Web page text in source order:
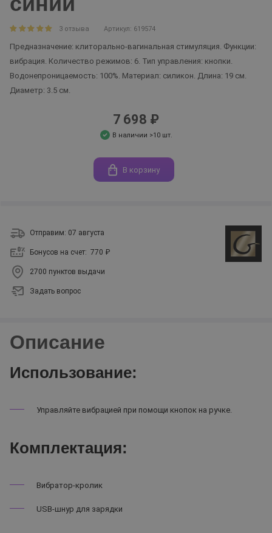
3 отзыва Артикул: 619574
Предназначение: клиторально-вагинальная стимуляция. Функции:
вибрация. Количество режимов: 6. Тип управления: кнопки.
Водонепроницаемость: 100%. Материал: силикон. Длина: 19 см.
Диаметр: 3.5 см.
7 698 ₽
В наличии >10 шт.
В корзину
Отправим: 07 августа
Бонусов на счет: 770 ₽
2700 пунктов выдачи
Задать вопрос
Описание
Использование:
Управляйте вибрацией при помощи кнопок на ручке.
Комплектация:
Вибратор-кролик
USB-шнур для зарядки